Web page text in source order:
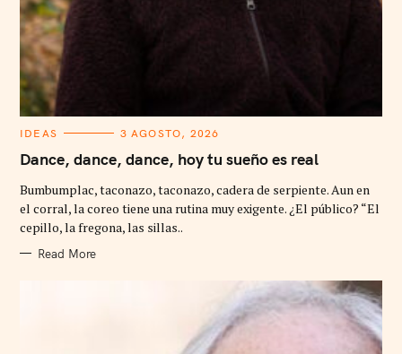
C
T
E
O
R
I
E
IDEAS 3 AGOSTO, 2026
Dance, dance, dance, hoy tu sueño es real
Bumbumplac, taconazo, taconazo, cadera de serpiente. Aun en
el corral, la coreo tiene una rutina muy exigente. ¿El público? “El
cepillo, la fregona, las sillas..
Read More